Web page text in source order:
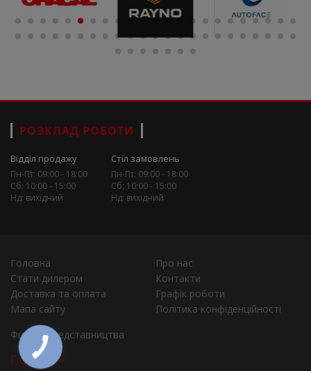
РОЗКЛАД РОБОТИ
Відділ продажу
Пн-Пт: 09:00 - 18:00
Сб: 10:00 - 15:00
Нд: вихідний
Стіл замовлень
Пн-Пт: 09:00 - 18:00
Сб: 10:00 - 15:00
Нд: вихідний
Головна
Про нас
Стати дилером
Контакти
Доставка та оплата
Графік роботи
Мапа сайту
Політика конфіденційності
Філії та представництва
Города